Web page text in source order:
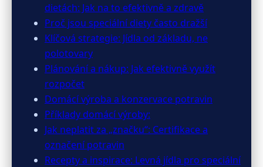
25. 6. 2026· 9 min čtení · Autor: Martina Jelínková
dietách: Jak na to efektivně a zdravě
Proč jsou speciální diety často dražší
Klíčová strategie: Jídla od základu, ne
polotovary
Plánování a nákup: Jak efektivně využít
rozpočet
Domácí výroba a konzervace potravin
Příklady domácí výroby:
Jak neplatit za „značku“: Certifikace a
označení potravin
Recepty a inspirace: Levná jídla pro speciální